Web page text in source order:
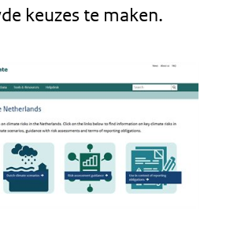
keuzes te maken.